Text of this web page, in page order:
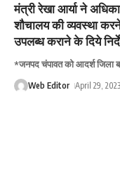
मंत्री रेखा आर्या ने
शौचालय की व्यवस्था
उपलब्ध कराने के दिये
*जनपद चंपावत को आदर्श जिला
Web Editor April 29, 2023